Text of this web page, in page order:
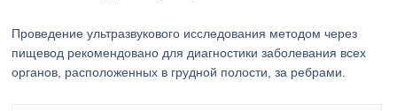
Проведение ультразвукового исследования методом через
пищевод рекомендовано для диагностики заболевания всех
органов, расположенных в грудной полости, за ребрами.